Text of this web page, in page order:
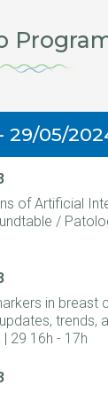
29/05/
of Artificial
/
in breast
trends,
29 16h - 17h